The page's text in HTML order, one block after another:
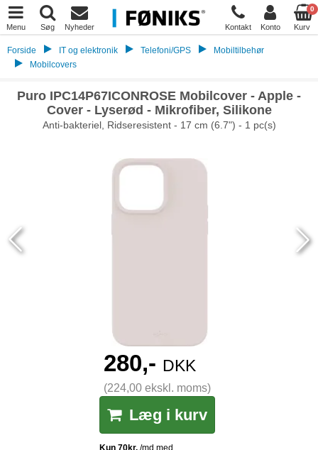
Menu Søg Nyheder Kontakt Konto
0
Kurv
Forside IT og elektronik Telefoni/GPS
Mobiltilbehør
Mobilcovers
Puro IPC14P67ICONROSE Mobilcover - Apple -
Cover - Lyserød - Mikrofiber, Silikone
Anti-bakteriel, Ridseresistent - 17 cm (6.7") - 1 pc(s)
280,- DKK
(224,00 ekskl. moms)
Læg i kurv